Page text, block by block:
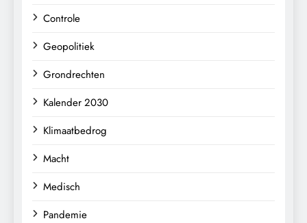
Controle
Geopolitiek
Grondrechten
Kalender 2030
Klimaatbedrog
Macht
Medisch
Pandemie